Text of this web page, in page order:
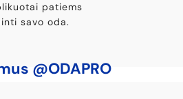
patiems
savo oda.
@ODAPRO